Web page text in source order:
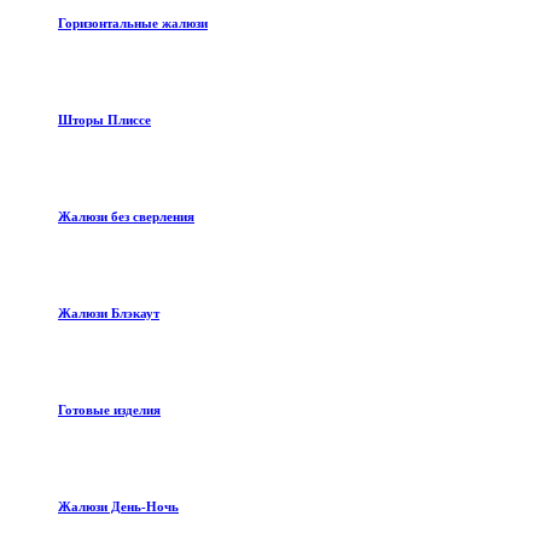
Горизонтальные жалюзи
Шторы Плиссе
Жалюзи без сверления
Жалюзи Блэкаут
Готовые изделия
Жалюзи День-Ночь